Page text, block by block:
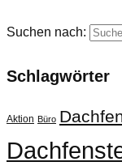
Suchen nach:
Schlagwörter
Aktion Büro